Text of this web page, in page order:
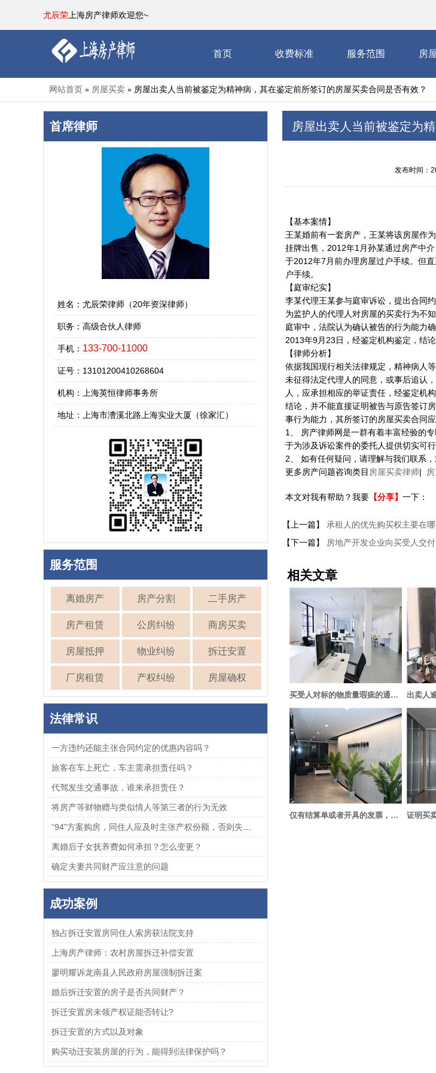
尤辰荣 上海房产律师欢迎您~
首页 收费标准 服务范围 房
网站首页 » 房屋买卖 » 房屋出卖人当前被鉴定为精神病，其在鉴定前所签订的房屋买卖合同是否有效？
首席律师
姓名：尤辰荣律师（20年资深律师）
职务：高级合伙人律师
手机： 133-700-11000
证号：13101200410268604
机构：上海英恒律师事务所
地址：上海市漕溪北路上海实业大厦（徐家汇）
服务范围
离婚房产 房产分割 二手房产
房产租赁 公房纠纷 商房买卖
房屋抵押 物业纠纷 拆迁安置
厂房租赁 产权纠纷 房屋确权
法律常识
一方违约还能主张合同约定的优惠内容吗？
旅客在车上死亡，车主需承担责任吗？
代驾发生交通事故，谁来承担责任？
将房产等财物赠与类似情人等第三者的行为无效
离婚后子女抚养费如何承担？怎么变更？
确定夫妻共同财产应注意的问题
成功案例
独占拆迁安置房同住人索房获法院支持
上海房产律师：农村房屋拆迁补偿安置
廖明耀诉龙南县人民政府房屋强制拆迁案
婚后拆迁安置的房子是否共同财产？
拆迁安置房未领产权证能否转让?
拆迁安置的方式以及对象
购买动迁安装房屋的行为，能得到法律保护吗？
房屋出卖人当前被鉴定为
发布时间：
【基本案情】
王某婚前有一套房产，王某将该房屋作
挂牌出售，2012年1月孙某通过房产中
于2012年7月前办理房屋过户手续。但
户手续。
【庭审纪实】
李某代理王某参与庭审诉讼，提出合同
为监护人的代理人对房屋的买卖行为不
庭审中，法院认为确认被告的行为能力
2013年9月23日，经鉴定机构鉴定，结
【律师分析】
依据我国现行相关法律规定，精神病人
未征得法定代理人的同意，或事后追认
人，应承担相应的举证责任，经鉴定机
结论，并不能直接证明被告与原告签订
事行为能力，其所签订的房屋买卖合同应
1、 房产律师网是一群有着丰富经验的
于为涉及诉讼案件的委托人提供切实可
2、 如有任何疑问，请理解与我们联系
更多房产问题咨询类目 房屋买卖律师|
本文对我有帮助？我要 【分享】 一下：
【上一篇】
承租人的优先购买权主要在
【下一篇】
房地产开发企业向买受人交
相关文章
买受人对标的物质量瑕疵的通知义务
仅有结算单或者开具的发票，能否认定买卖合同成立？